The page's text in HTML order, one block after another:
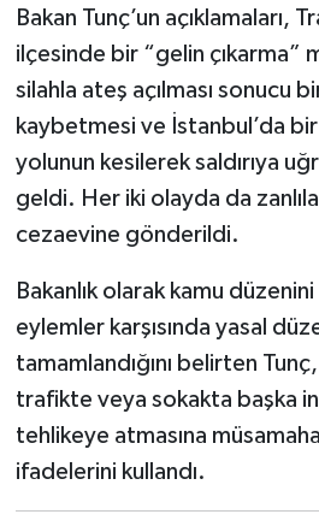
Bakan Tunç’un açıklamaları,
ilçesinde bir “gelin çıkarma”
silahla ateş açılması sonucu
kaybetmesi ve İstanbul’da bir
yolunun kesilerek saldırıya
geldi. Her iki olayda da
cezaevine gönderildi.
Bakanlık olarak kamu
eylemler karşısında yasal
tamamlandığını belirten
trafikte veya sokakta başka
tehlikeye atmasına
ifadelerini kullandı.